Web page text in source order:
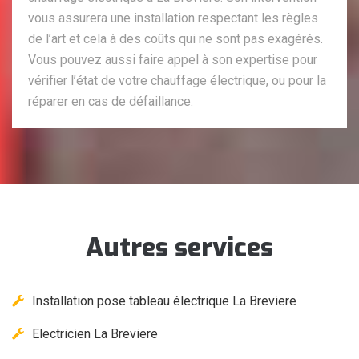
vous assurera une installation respectant les règles
de l’art et cela à des coûts qui ne sont pas exagérés.
Vous pouvez aussi faire appel à son expertise pour
vérifier l’état de votre chauffage électrique, ou pour la
réparer en cas de défaillance.
Autres services
Installation pose tableau électrique La Breviere
Electricien La Breviere